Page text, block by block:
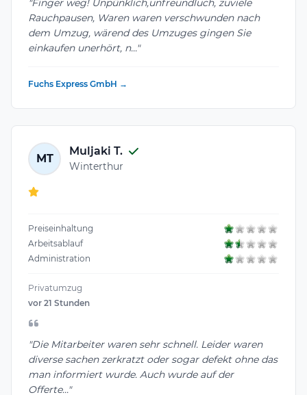
"Finger weg! Unpünklich,unfreundluch, zuviele
Rauchpausen, Waren waren verschwunden nach
dem Umzug, wärend des Umzuges gingen Sie
einkaufen unerhört, n..."
Fuchs Express GmbH →
MT
Muljaki T.
Winterthur
Preiseinhaltung
Arbeitsablauf
Administration
Privatumzug
vor 21 Stunden
"Die Mitarbeiter waren sehr schnell. Leider waren
diverse sachen zerkratzt oder sogar defekt ohne das
man informiert wurde. Auch wurde auf der
Offerte..."